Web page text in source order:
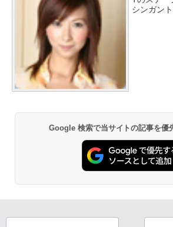
シンガン
Google 検索で当サイトの記事を優